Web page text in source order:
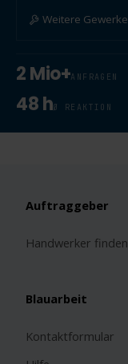
Weitere Gewerke
2 Mio+ANFRAGEN
48 hØ REAKTION
Auftraggeber
Handwerker finden
Blauarbeit
Kontaktformular